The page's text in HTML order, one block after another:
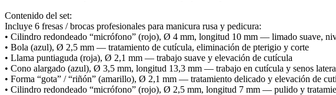
Contenido del set:
Incluye 6 fresas / brocas profesionales para manicura rusa y pedicura:
• Cilindro redondeado “micrófono” (rojo), Ø 4 mm, longitud 10 mm — limado suave,
• Bola (azul), Ø 2,5 mm — tratamiento de cutícula, eliminación de pterigio y corte
• Llama puntiaguda (roja), Ø 2,1 mm — trabajo suave y elevación de cutícula
• Cono alargado (azul), Ø 3,5 mm, longitud 13,3 mm — trabajo en cutícula y senos
• Forma “gota” / “riñón” (amarillo), Ø 2,1 mm — tratamiento delicado y elevación de
• Cilindro redondeado “micrófono” (rojo), Ø 2,5 mm, longitud 7 mm — pulido y